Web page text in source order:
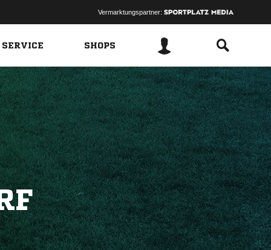
Vermarktungspartner:
SHOPS